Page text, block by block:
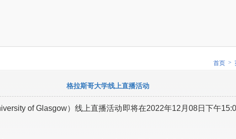
首页 >
格拉斯哥大学线上直播活动
of Glasgow）线上直播活动即将在2022年12月08日下午